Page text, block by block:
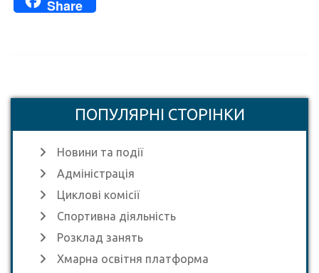
Share
ПОПУЛЯРНІ СТОРІНКИ
Новини та події
Адміністрація
Циклові комісії
Спортивна діяльність
Розклад занять
Хмарна освітня платформа